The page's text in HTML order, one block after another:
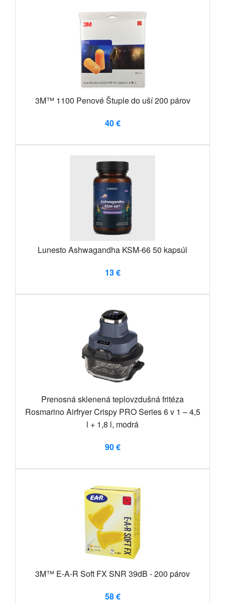
3M™ 1100 Penové Štuple do uší 200 párov
40 €
Lunesto Ashwagandha KSM-66 50 kapsúl
13 €
Prenosná sklenená teplovzdušná fritéza
Rosmarino Airfryer Crispy PRO Series 6 v 1 – 4,5
l + 1,8 l, modrá
90 €
3M™ E-A-R Soft FX SNR 39dB - 200 párov
58 €